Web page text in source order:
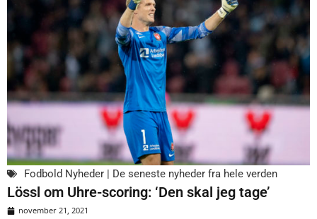
Fodbold Nyheder | De seneste nyheder fra hele verden
Lössl om Uhre-scoring: ‘Den skal jeg tage’
november 21, 2021